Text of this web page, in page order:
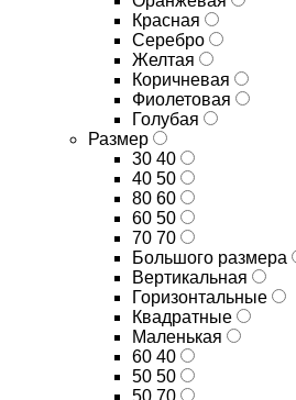
Красная
Серебро
Желтая
Коричневая
Фиолетовая
Голубая
Размер
30 40
40 50
80 60
60 50
70 70
Большого размера
Вертикальная
Горизонтальные
Квадратные
Маленькая
60 40
50 50
50 70